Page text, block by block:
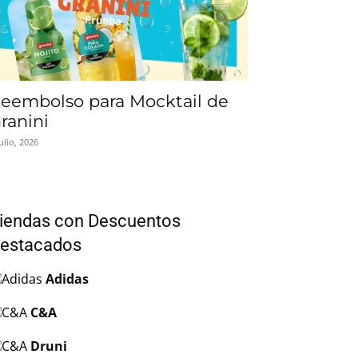
para Mocktail de
2026
con Descuentos
Adidas
C&A
Druni